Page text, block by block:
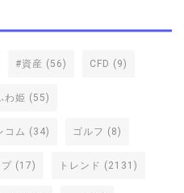
#資産 (56) CFD (9)
わ姫 (55)
コム (34) ゴルフ (8)
(17) トレンド (2131)